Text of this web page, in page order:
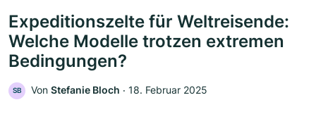
Expeditionszelte für Weltreisende:
Welche Modelle trotzen extremen
Bedingungen?
SB Von Stefanie Bloch ‧ 18. Februar 2025